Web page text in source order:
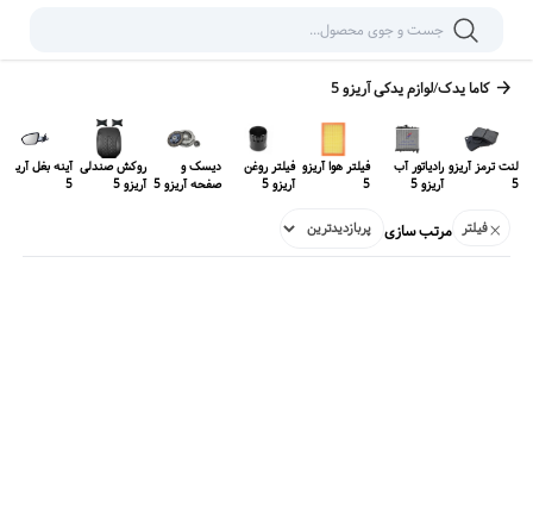
کاما یدک/لوازم یدکیآریزو 5
لنت ترمز آریزو
5
رادیاتور آب
آریزو 5
فیلتر هوا آریزو
5
فیلتر روغن
آریزو 5
دیسک و
صفحه آریزو 5
روکش صندلی
آریزو 5
آینه بغل آریزو
5
فیلتر مرتب سازی